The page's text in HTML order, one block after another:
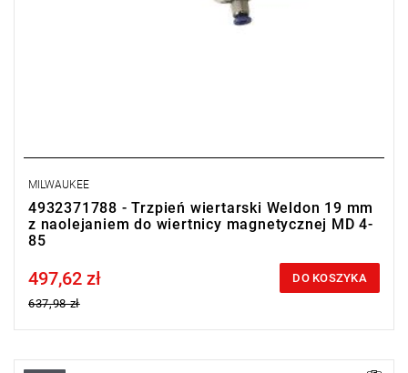
MILWAUKEE
4932371788 - Trzpień wiertarski Weldon 19 mm
z naolejaniem do wiertnicy magnetycznej MD 4-
85
Price tax included
497,62 zł
637,98 zł
DO KOSZYKA